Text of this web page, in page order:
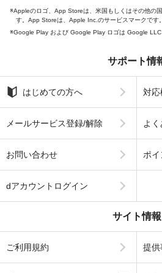
Appleのロゴ、App Storeは、米国もしくはその他の
す。App Storeは、Apple Inc.のサービスマークです。
Google Play および Google Play ロゴは Google LLC
サポート情
はじめての方へ 対応
メールサービス登録/解除 よ
お問い合わせ ポ
dアカウントログイン
サイト情報
ご利用規約 提供